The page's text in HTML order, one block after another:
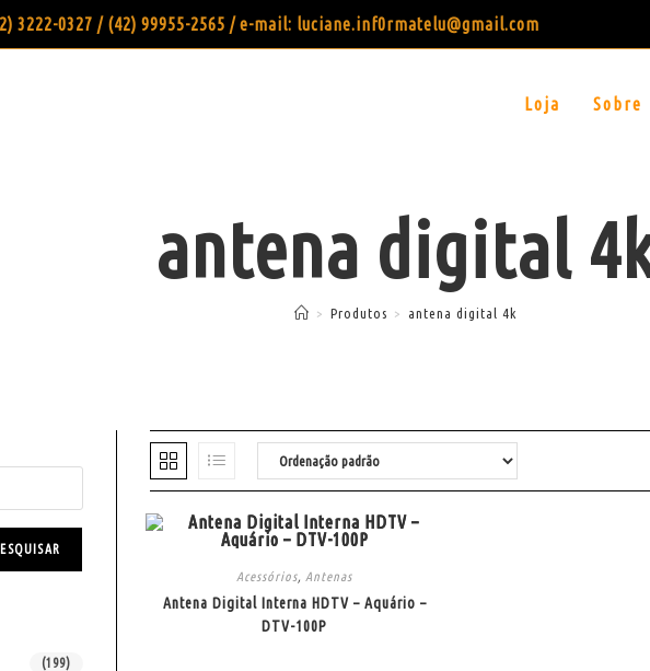
3222-0327 / (42) 99955-2565 / e-mail: luciane.inf0rmatelu@gmail.com
Loja Sobre
antena digital
> Produtos > antena digital 4k
Acessórios, Antenas
Antena Digital Interna HDTV – Aquário –
DTV-100P
(199)